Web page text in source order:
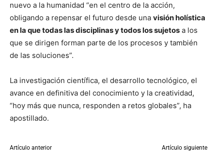
nuevo a la humanidad “en el centro de la acción,
obligando a repensar el futuro desde una visión holística
en la que todas las disciplinas y todos los sujetos a los
que se dirigen forman parte de los procesos y también
de las soluciones”.
La investigación científica, el desarrollo tecnológico, el
avance en definitiva del conocimiento y la creatividad,
“hoy más que nunca, responden a retos globales”, ha
apostillado.
Artículo anterior Artículo siguiente